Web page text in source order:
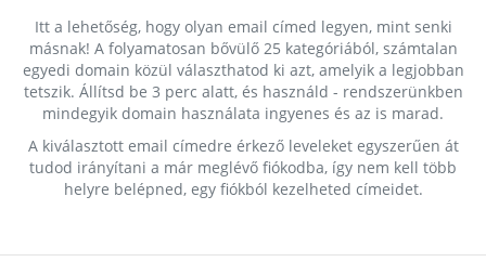
Itt a lehetőség, hogy olyan email címed legyen, mint senki
másnak! A folyamatosan bővülő 25 kategóriából, számtalan
egyedi domain közül választhatod ki azt, amelyik a legjobban
tetszik. Állítsd be 3 perc alatt, és használd - rendszerünkben
mindegyik domain használata ingyenes és az is marad.
A kiválasztott email címedre érkező leveleket egyszerűen át
tudod irányítani a már meglévő fiókodba, így nem kell több
helyre belépned, egy fiókból kezelheted címeidet.